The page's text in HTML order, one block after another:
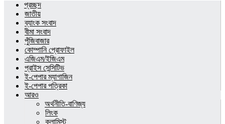
প্রচ্ছদ
জাতীয়
ব্যাংক সংবাদ
বীমা সংবাদ
পুঁজিবাজার
কোম্পানি প্রোফাইল
এজিএম/ইজিএম
প্রাইস সেন্সিটিভ
ই-পেপার ম্যাগাজিন
ই-পেপার পত্রিকা
আরও
অর্থনীতি-বাণিজ্য
লিংক
কলামিস্ট